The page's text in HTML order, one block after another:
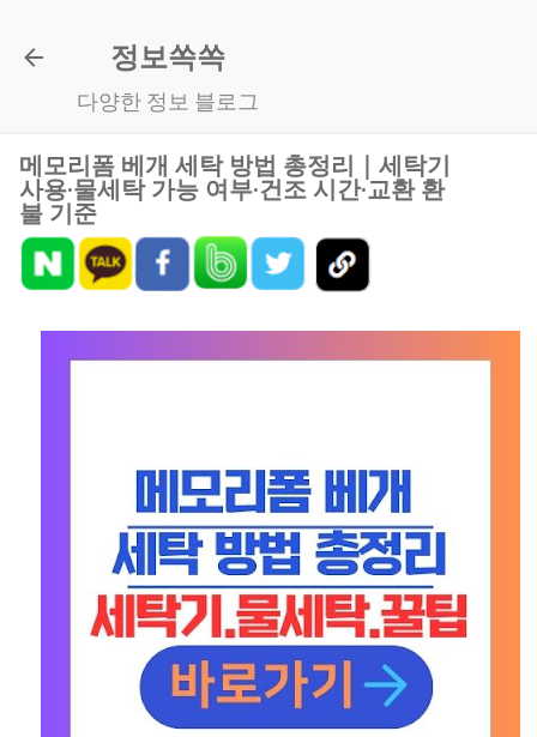
정보쏙쏙
다양한 정보 블로그
메모리폼 베개 세탁 방법 총정리｜세탁기
사용·물세탁 가능 여부·건조 시간·교환 환
불 기준